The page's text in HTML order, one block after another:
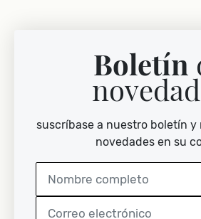
Boletín
suscríbase a nuestro boletín y
novedades en su